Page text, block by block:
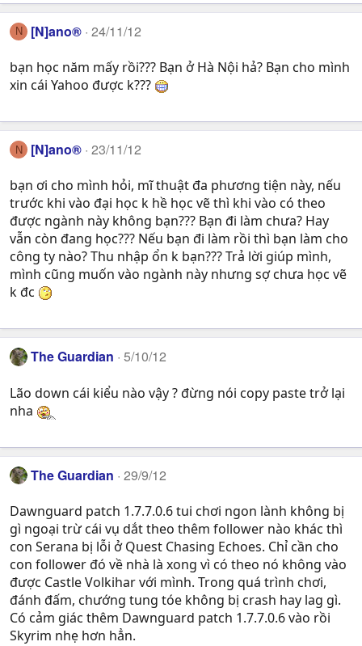
N [N]ano® 24/11/12
bạn học năm mấy rồi??? Bạn ở Hà Nội hả? Bạn cho mình
xin cái Yahoo được k???
N [N]ano® 23/11/12
bạn ơi cho mình hỏi, mĩ thuật đa phương tiện này, nếu
trước khi vào đại học k hề học vẽ thì khi vào có theo
được ngành này không bạn??? Bạn đi làm chưa? Hay
vẫn còn đang học??? Nếu bạn đi làm rồi thì bạn làm cho
công ty nào? Thu nhập ổn k bạn??? Trả lời giúp mình,
mình cũng muốn vào ngành này nhưng sợ chưa học vẽ
k đc
The Guardian 5/10/12
Lão down cái kiểu nào vậy ? đừng nói copy paste trở lại
nha
The Guardian 29/9/12
Dawnguard patch 1.7.7.0.6 tui chơi ngon lành không bị
gì ngoại trừ cái vụ dắt theo thêm follower nào khác thì
con Serana bị lỗi ở Quest Chasing Echoes. Chỉ cần cho
con follower đó về nhà là xong vì có theo nó không vào
được Castle Volkihar với mình. Trong quá trình chơi,
đánh đấm, chướng tung tóe không bị crash hay lag gì.
Có cảm giác thêm Dawnguard patch 1.7.7.0.6 vào rồi
Skyrim nhẹ hơn hẳn.